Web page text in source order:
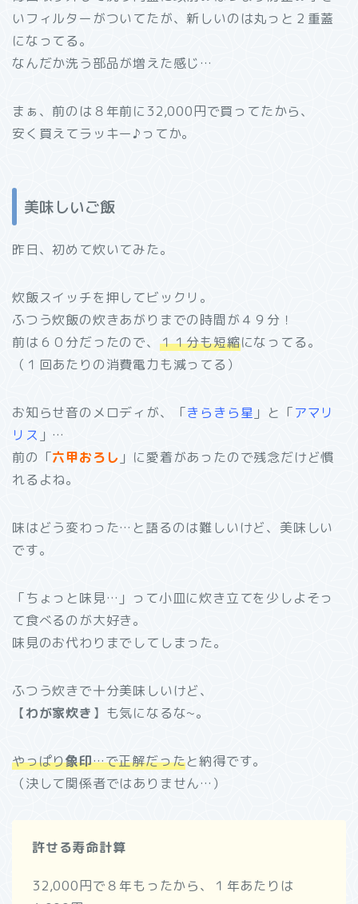
いフィルターがついてたが、新しいのは丸っと２重蓋
になってる。
なんだか洗う部品が増えた感じ…
まぁ、前のは８年前に32,000円で買ってたから、
安く買えてラッキー♪ってか。
美味しいご飯
昨日、初めて炊いてみた。
炊飯スイッチを押してビックリ。
ふつう炊飯の炊きあがりまでの時間が４９分！
前は６０分だったので、 １１分も短縮になってる。
（１回あたりの消費電力も減ってる）
お知らせ音のメロディが、「きらきら星 」と「アマリ
リス 」…
前の「六甲おろし 」に愛着があったので残念だけど慣
れるよね。
味はどう変わった…と語るのは難しいけど、美味しい
です。
「ちょっと味見…」って小皿に炊き立てを少しよそっ
て食べるのが大好き。
味見のお代わりまでしてしまった。
ふつう炊きで十分美味しいけど、
【わが家炊き 】も気になるな~。
やっぱり象印…で正解だったと納得です。
（決して関係者ではありません…）
許せる寿命計算
32,000円で８年もったから、１年あたりは